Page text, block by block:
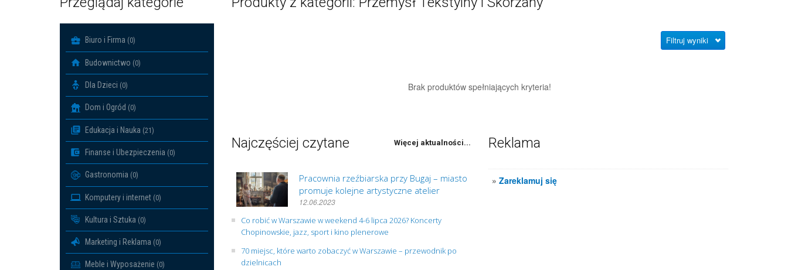
Biuro i Firma (0)
Budownictwo (0)
Dla Dzieci (0)
Dom i Ogród (0)
Edukacja i Nauka (21)
Finanse i Ubezpieczenia (0)
Gastronomia (0)
Komputery i internet (0)
Kultura i Sztuka (0)
Marketing i Reklama (0)
Meble i Wyposażenie (0)
Filtruj wyniki
Brak produktów spełniających kryteria!
Najczęściej czytane Więcej aktualności...
Pracownia rzeźbiarska przy Bugaj – miasto
promuje kolejne artystyczne atelier
12.06.2023
Co robić w Warszawie w weekend 4-6 lipca 2026? Koncerty
Chopinowskie, jazz, sport i kino plenerowe
70 miejsc, które warto zobaczyć w Warszawie – przewodnik po
dzielnicach
Reklama
»Zareklamuj się